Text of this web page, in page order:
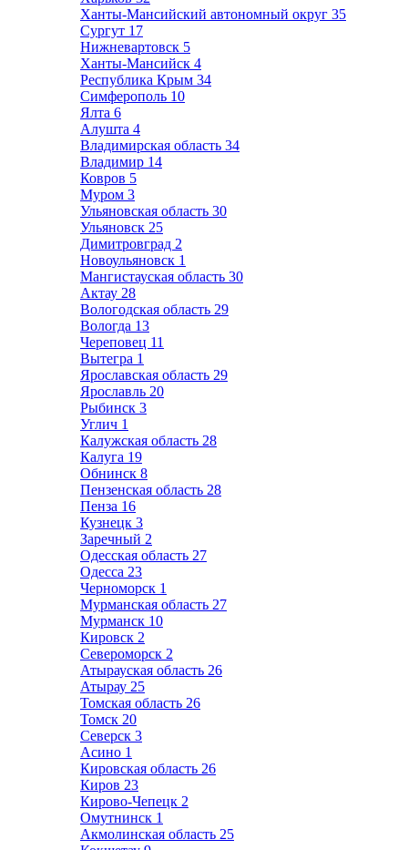
Ханты-Мансийский автономный округ 35
Сургут 17
Нижневартовск 5
Ханты-Мансийск 4
Республика Крым 34
Симферополь 10
Ялта 6
Алушта 4
Владимирская область 34
Владимир 14
Ковров 5
Муром 3
Ульяновская область 30
Ульяновск 25
Димитровград 2
Новоульяновск 1
Мангистауская область 30
Актау 28
Вологодская область 29
Вологда 13
Череповец 11
Вытегра 1
Ярославская область 29
Ярославль 20
Рыбинск 3
Углич 1
Калужская область 28
Калуга 19
Обнинск 8
Пензенская область 28
Пенза 16
Кузнецк 3
Заречный 2
Одесская область 27
Одесса 23
Черноморск 1
Мурманская область 27
Мурманск 10
Кировск 2
Североморск 2
Атырауская область 26
Атырау 25
Томская область 26
Томск 20
Северск 3
Асино 1
Кировская область 26
Киров 23
Кирово-Чепецк 2
Омутнинск 1
Акмолинская область 25